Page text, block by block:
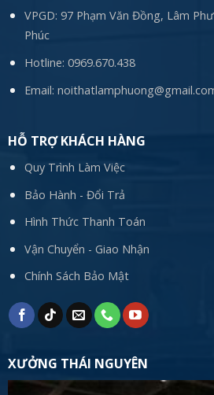
VPGD: 97 Phạm Văn Đồng, Lâm
Phúc
Hotline: 0969.670.438
Email:
HỖ TRỢ KHÁCH HÀNG
Quy Trình Làm Việc
Bảo Hành - Đổi Trả
Hình Thức Thanh Toán
Vận Chuyển - Giao Nhận
Chính Sách Bảo Mật
XƯỞNG THÁI NGUYÊN